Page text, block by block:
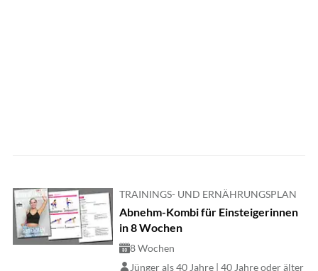
TRAININGS- UND ERNÄHRUNGSPLAN
Abnehm-Kombi für Einsteigerinnen
in 8 Wochen
8 Wochen
Jünger als 40 Jahre | 40 Jahre oder älter